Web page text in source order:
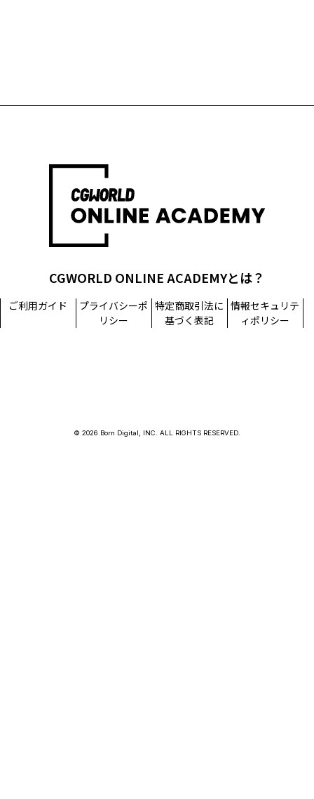
CGWORLD ONLINE ACADEMYとは？
ご利用ガイド
プライバシーポ
リシー
特定商取引法に
基づく表記
情報セキュリテ
ィポリシー
© 2026 Born Digital, INC. ALL RIGHTS RESERVED.